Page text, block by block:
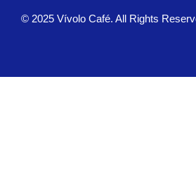
© 2025 Vívolo Café. All Rights